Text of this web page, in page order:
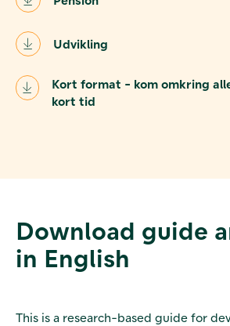
Udvikling
Kort format - kom omkring
kort tid
Download guide
in English
This is a research-based guide for